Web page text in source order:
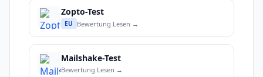
Zopto-Test
EU Bewertung Lesen →
Mailshake-Test
Bewertung Lesen →